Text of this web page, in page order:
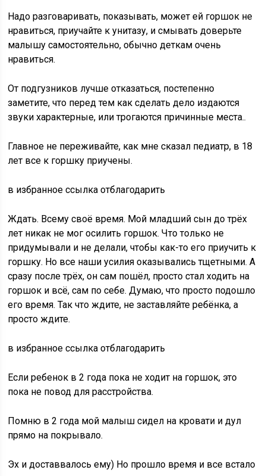
Надо разговаривать, показывать, может ей горшок не
нравиться, приучайте к унитазу, и смывать доверьте
малышу самостоятельно, обычно деткам очень
нравиться.
От подгузников лучше отказаться, постепенно
заметите, что перед тем как сделать дело издаются
звуки характерные, или трогаются причинные места..
Главное не переживайте, как мне сказал педиатр, в 18
лет все к горшку приучены.
в избранное ссылка отблагодарить
Ждать. Всему своё время. Мой младший сын до трёх
лет никак не мог осилить горшок. Что только не
придумывали и не делали, чтобы как-то его приучить к
горшку. Но все наши усилия оказывались тщетными. А
сразу после трёх, он сам пошёл, просто стал ходить на
горшок и всё, сам по себе. Думаю, что просто подошло
его время. Так что ждите, не заставляйте ребёнка, а
просто ждите.
в избранное ссылка отблагодарить
Если ребенок в 2 года пока не ходит на горшок, это
пока не повод для расстройства.
Помню в 2 года мой малыш сидел на кровати и дул
прямо на покрывало.
Эх и доставвалось ему) Но прошло время и все встало